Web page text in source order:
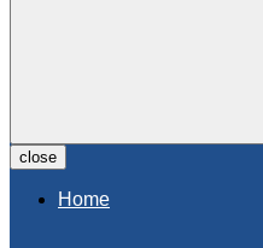
close
Home